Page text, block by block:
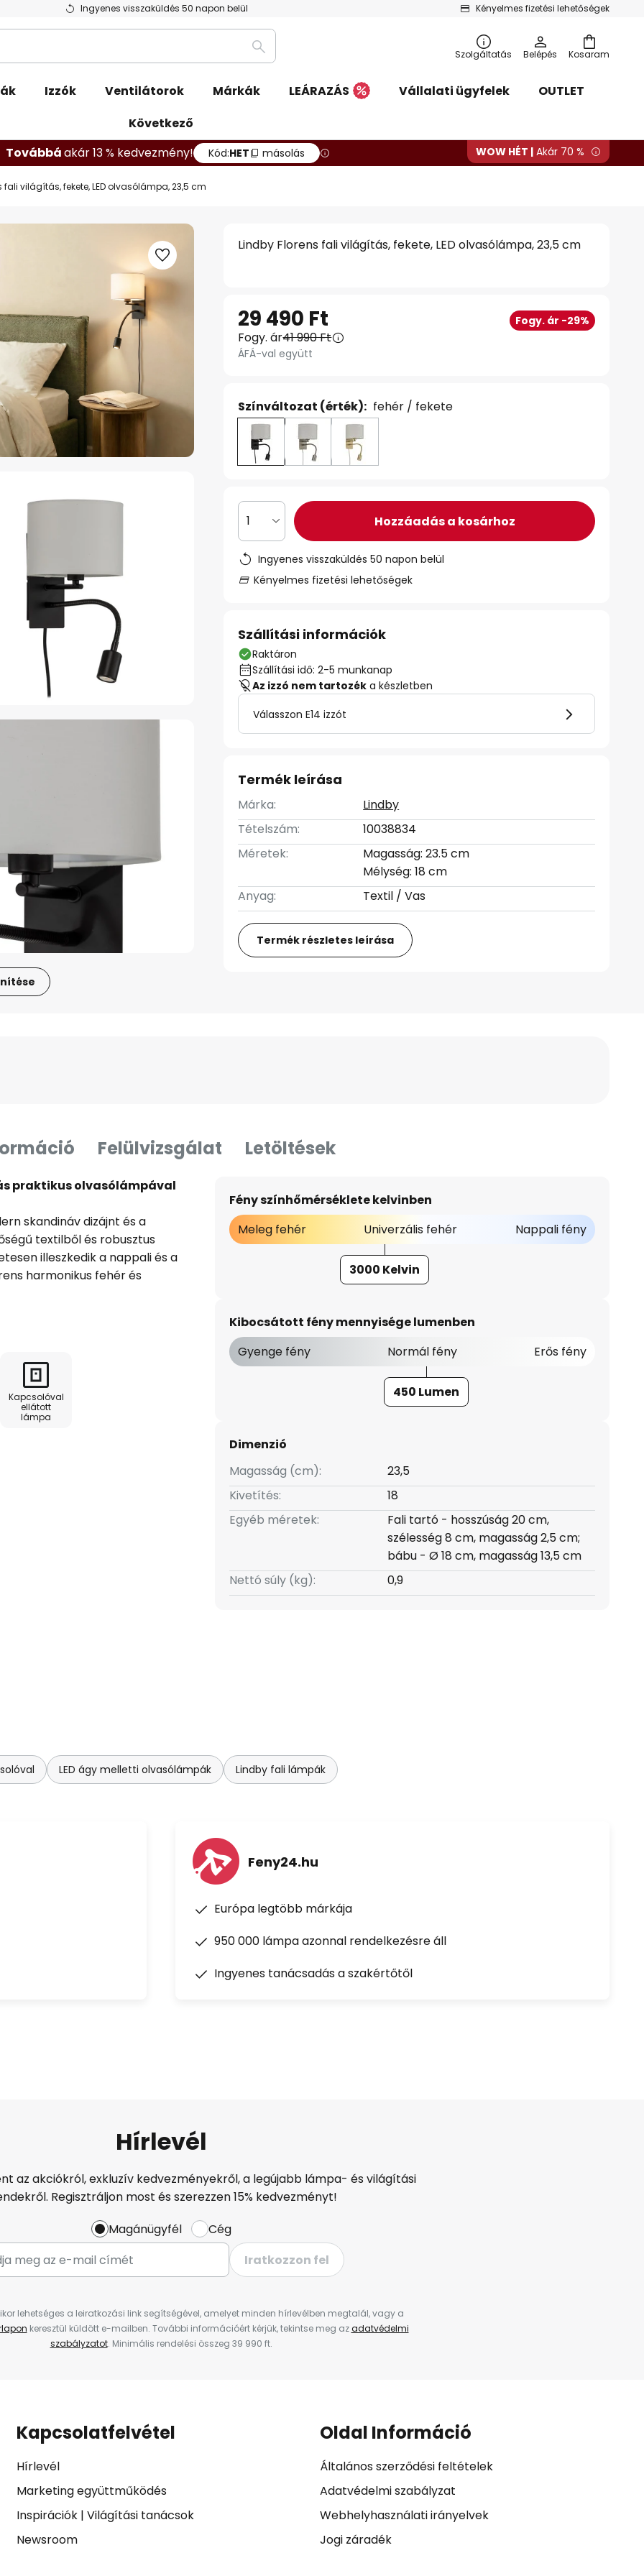
Ingyenes visszaküldés 50 napon belül Kényelmes fizetési lehetőségek
Kosaram
Keresés
Szolgáltatás Belépés
Izzók Ventilátorok Márkák LEÁRAZÁS Vállalati ügyfelek
OUTLET
Következő
Továbbáakár 13 % kedvezmény! Kód:HET másolás WOW HÉT | Akár 70 %
fali világítás, fekete, LED olvasólámpa, 23,5 cm
Lindby Florens fali világítás, fekete, LED olvasólámpa, 23,5 cm
29 490 Ft Fogy. ár -29%
Fogy. ár41 990 Ft
ÁFÁ-val együtt
Színváltozat (érték): fehér / fekete
1 Hozzáadás a kosárhoz
Ingyenes visszaküldés 50 napon belül
Kényelmes fizetési lehetőségek
Szállítási információk
Raktáron
Szállítási idő: 2-5 munkanap
Az izzó nem tartozék a készletben
Válasszon E14 izzót
Termék leírása
Márka:
Lindby
Tételszám:
10038834
Méretek:
Magasság: 23.5 cm
Mélység: 18 cm
Anyag:
Textil / Vas
Termék részletes leírása
Felülvizsgálat Letöltések
praktikus olvasólámpával
skandináv dizájnt és a
textilből és robusztus
illeszkedik a nappali és a
harmonikus fehér és
és a legkülönbözőbb
található, és megfelelő
karon egy beépített LED
biztosít.
Kapcsolóval
ellátott
lámpa
Fény színhőmérséklete kelvinben
Meleg fehér
Univerzális fehér Nappali fény
3000 Kelvin
Kibocsátott fény mennyisége lumenben
Gyenge fény
Normál fény Erős fény
450 Lumen
Dimenzió
Magasság (cm):
23,5
Kivetítés:
18
Egyéb méretek:
Fali tartó - hosszúság 20 cm,
szélesség 8 cm, magasság 2,5 cm;
bábu - Ø 18 cm, magasság 13,5 cm
Nettó súly (kg):
0,9
LED ágy melletti olvasólámpák Lindby fali lámpák
Feny24.hu
Európa legtöbb márkája
950 000 lámpa azonnal rendelkezésre áll
Ingyenes tanácsadás a szakértőtől
Hírlevél
az akciókról, exkluzív kedvezményekről, a legújabb lámpa- és világítási
Regisztráljon most és szerezzen 15% kedvezményt!
Magánügyfél
Cég
Iratkozzon fel
lehetséges a leiratkozási link segítségével, amelyet minden hírlevélben megtalál, vagy a
keresztül küldött e-mailben. További információért kérjük, tekintse meg azadatvédelmi
szabályzatot. Minimális rendelési összeg 39 990 ft.
Kapcsolatfelvétel
Hírlevél
Marketing együttműködés
Inspirációk| Világítási tanácsok
Newsroom
Oldal Információ
Általános szerződési feltételek
Adatvédelmi szabályzat
Webhelyhasználati irányelvek
Jogi záradék